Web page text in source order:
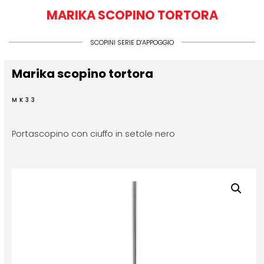
MARIKA SCOPINO TORTORA
SCOPINI SERIE D’APPOGGIO
Marika scopino tortora
MK33
Portascopino con ciuffo in setole nero